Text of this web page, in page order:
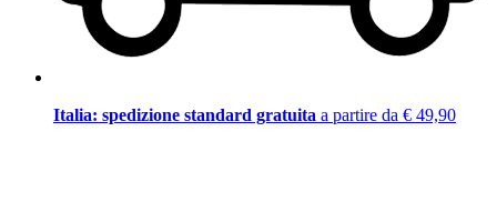
Italia: spedizione standard gratuita a partire da € 49,90